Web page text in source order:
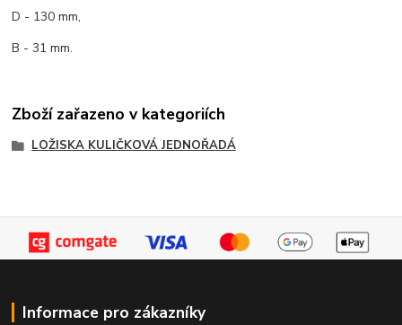
D - 130 mm,
B - 31 mm.
Zboží zařazeno v kategoriích
LOŽISKA KULIČKOVÁ JEDNOŘADÁ
Informace pro zákazníky